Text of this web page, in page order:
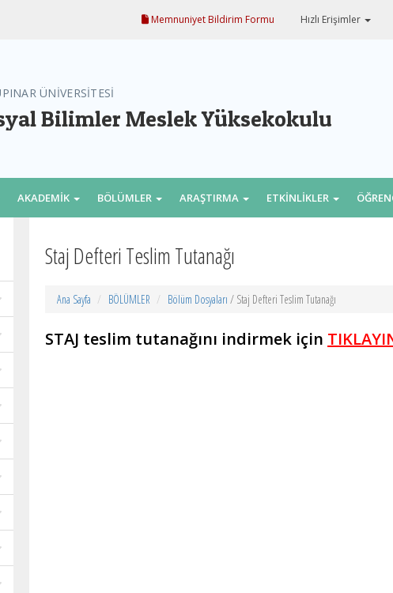
Memnuniyet Bildirim Formu Hızlı Erişimler
ÜNİVERSİTESİ
Bilimler Meslek Yüksekokulu
AKADEMİK BÖLÜMLER ARAŞTIRMA ETKİNLİKLER
Staj Defteri Teslim Tutanağı
Ana Sayfa BÖLÜMLER Bölüm Dosyaları / Staj Defteri Teslim Tutanağı
STAJ teslim tutanağını indirmek için